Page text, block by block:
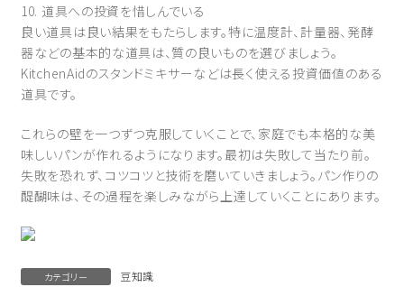
10. 道具への投資を惜しんでいる
良い道具は良い結果をもたらします。特に温度計、計量器、発酵
器などの基本的な道具は、質の良いものを選びましょう。
KitchenAidのスタンドミキサーなどは長く使える投資価値のある
道具です。
これらの壁を一つずつ克服していくことで、家庭でも本格的な美
味しいパンが作れるようになります。最初は失敗して当たり前。
失敗を恐れず、コツコツと技術を磨いていきましょう。パン作りの
醍醐味は、その過程を楽しみながら上達していくことにあります。
カテゴリー 豆知識